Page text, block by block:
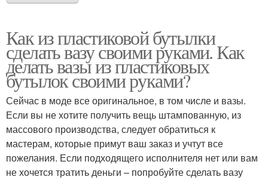
Как из пластиковой бутылки
сделать вазу своими руками. Как
делать вазы из пластиковых
бутылок своими руками?
Сейчас в моде все оригинальное, в том числе и вазы.
Если вы не хотите получить вещь штампованную, из
массового производства, следует обратиться к
мастерам, которые примут ваш заказ и учтут все
пожелания. Если подходящего исполнителя нет или вам
не хочется тратить деньги – попробуйте сделать вазу